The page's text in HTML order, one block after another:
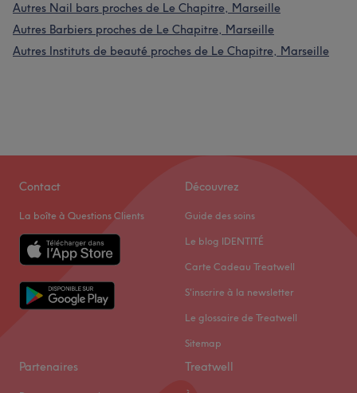
Autres Nail bars proches de Le Chapitre, Marseille
Autres Barbiers proches de Le Chapitre, Marseille
Autres Instituts de beauté proches de Le Chapitre, Marseille
Contact
La boîte à Questions Clients
Découvrez
Guide des soins
Le blog IDENTITÉ
Carte Cadeau Treatwell
S'inscrire à la newsletter
Le glossaire de Treatwell
Sitemap
Partenaires Treatwell